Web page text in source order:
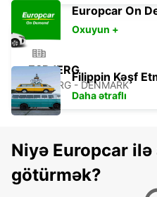
ESBJERG
ESBJERG - DENMARK
SOENDERBORG - IKC
SOENDERBORG -
Europcar On
Oxuyun +
Filippin Kəşf
Daha ətraflı
Niyə Europcar
götürmək?